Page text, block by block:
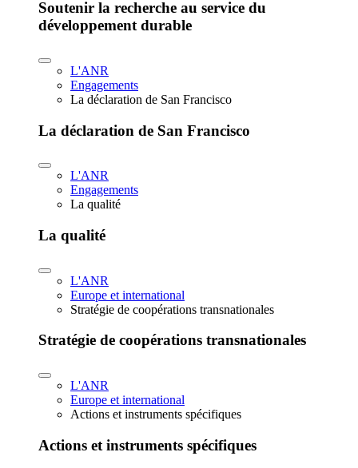
Soutenir la recherche au service du
développement durable
L'ANR
Engagements
La déclaration de San Francisco
La déclaration de San Francisco
L'ANR
Engagements
La qualité
La qualité
L'ANR
Europe et international
Stratégie de coopérations transnationales
Stratégie de coopérations transnationales
L'ANR
Europe et international
Actions et instruments spécifiques
Actions et instruments spécifiques